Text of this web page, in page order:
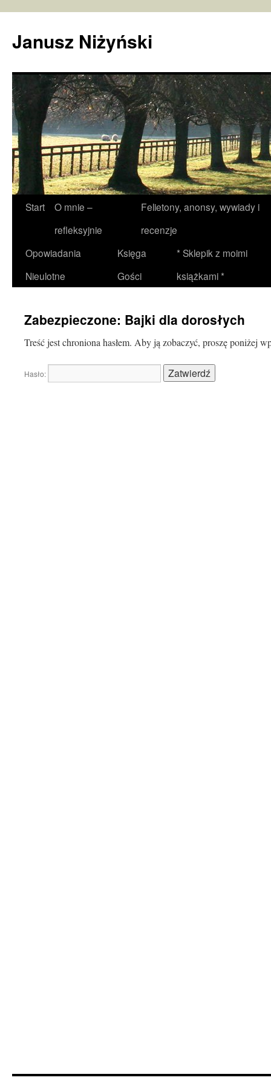
Janusz Niżyński
Przejdź
treści
Start
O mnie –
refleksyjnie
Felietony, anonsy, wywiady i
recenzje
Opowiadania
Nieulotne
Księga
Gości
* Sklepik z moimi
książkami *
Zabezpieczone: Bajki dla dorosłych
Treść jest chroniona hasłem. Aby ją zobaczyć, proszę poniżej
Hasło: